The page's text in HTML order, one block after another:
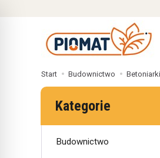
Start Budownictwo
Kategorie
Budownictwo